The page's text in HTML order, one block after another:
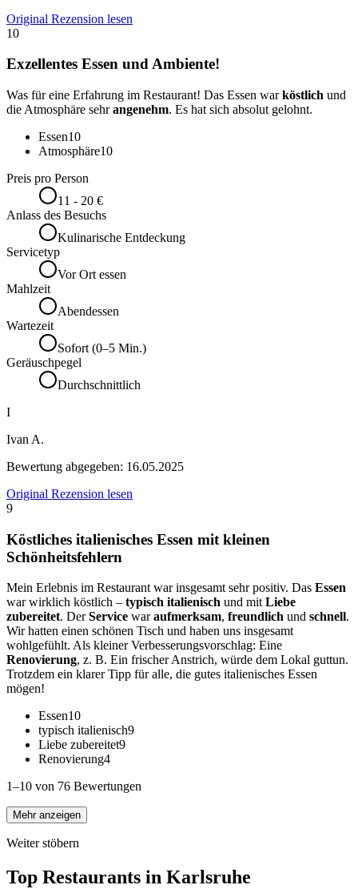
Original Rezension lesen
10
Exzellentes Essen und Ambiente!
Was für eine Erfahrung im Restaurant! Das Essen warköstlich und
die Atmosphäre sehrangenehm. Es hat sich absolut gelohnt.
Essen10
Atmosphäre10
Preis pro Person
11 - 20 €
Anlass des Besuchs
Kulinarische Entdeckung
Servicetyp
Vor Ort essen
Mahlzeit
Abendessen
Wartezeit
Sofort (0–5 Min.)
Geräuschpegel
Durchschnittlich
I
Ivan A.
Bewertung abgegeben: 16.05.2025
Original Rezension lesen
9
Köstliches italienisches Essen mit kleinen
Schönheitsfehlern
Mein Erlebnis im Restaurant war insgesamt sehr positiv. Das Essen
war wirklich köstlich – typisch italienisch und mitLiebe
zubereitet. DerService waraufmerksam, freundlich und schnell.
Wir hatten einen schönen Tisch und haben uns insgesamt
wohlgefühlt. Als kleiner Verbesserungsvorschlag: Eine
Renovierung, z. B. Ein frischer Anstrich, würde dem Lokal guttun.
Trotzdem ein klarer Tipp für alle, die gutes italienisches Essen
mögen!
Essen10
typisch italienisch9
Liebe zubereitet9
Renovierung4
1–10 von 76 Bewertungen
Mehr anzeigen
Weiter stöbern
Top Restaurants in Karlsruhe